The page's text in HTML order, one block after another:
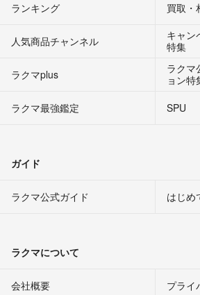
ランキング 買取・
人気商品チャンネル
キャン
特集
ラクマplus
ラクマ
ョン特
ラクマ最強鑑定
SPU
ガイド
ラクマ公式ガイド はじめ
ラクマについて
会社概要 プライ